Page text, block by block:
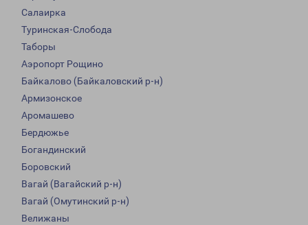
Салаирка
Туринская-Слобода
Таборы
Аэропорт Рощино
Байкалово (Байкаловский р-н)
Армизонское
Аромашево
Бердюжье
Богандинский
Боровский
Вагай (Вагайский р-н)
Вагай (Омутинский р-н)
Велижаны